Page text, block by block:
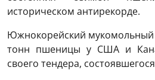
историческом антирекорде.
Южнокорейский мукомольный
тонн пшеницы у США и
своего тендера,